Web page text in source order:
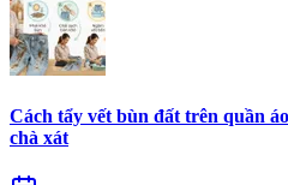
Cách tẩy vết bùn đất trên quần
chà xát